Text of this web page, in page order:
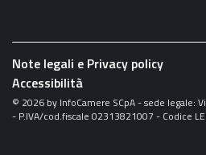
Note legali e Privacy policy
Accessibilità
© 2026 by InfoCamere SCpA - sede legale:
- P.IVA/cod.fiscale 02313821007 - Codice